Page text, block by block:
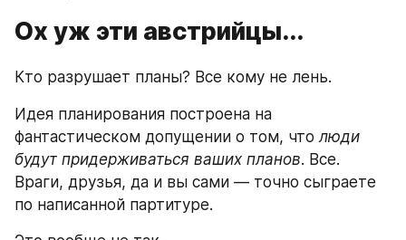
Ох уж эти австрийцы...
Кто разрушает планы? Все кому не лень.
Идея планирования построена на
фантастическом допущении о том, что люди
будут придерживаться ваших планов. Все.
Враги, друзья, да и вы сами — точно сыграете
по написанной партитуре.